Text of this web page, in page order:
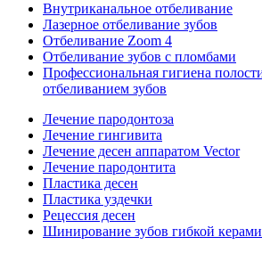
Внутриканальное отбеливание
Лазерное отбеливание зубов
Отбеливание Zoom 4
Отбеливание зубов с пломбами
Профессиональная гигиена
отбеливанием зубов
Лечение пародонтоза
Лечение гингивита
Лечение десен аппаратом Vector
Лечение пародонтита
Пластика десен
Пластика уздечки
Рецессия десен
Шинирование зубов гибкой